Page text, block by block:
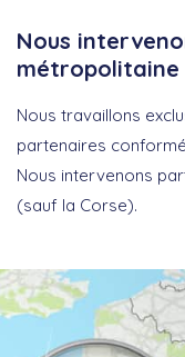
Nous
métropolitaine
Nous travaillons
partenaires
Nous intervenons
(sauf la Corse).